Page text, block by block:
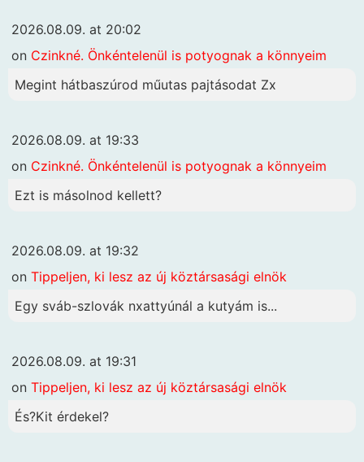
2026.08.09. at 20:02
on Czinkné. Önkéntelenül is potyognak a könnyeim
Megint hátbaszúrod műutas pajtásodat Zx
2026.08.09. at 19:33
on Czinkné. Önkéntelenül is potyognak a könnyeim
Ezt is másolnod kellett?
2026.08.09. at 19:32
on Tippeljen, ki lesz az új köztársasági elnök
Egy sváb-szlovák nxattyúnál a kutyám is...
2026.08.09. at 19:31
on Tippeljen, ki lesz az új köztársasági elnök
És?Kit érdekel?